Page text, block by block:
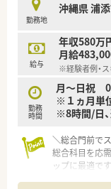
勤務地
沖縄県 浦
給与
年収580万
月給
※経験者例・
勤務
時間
月～日祝
※１ヵ月単
※8時間/日
＼総合門前で
総合科目を応
ップに最適で